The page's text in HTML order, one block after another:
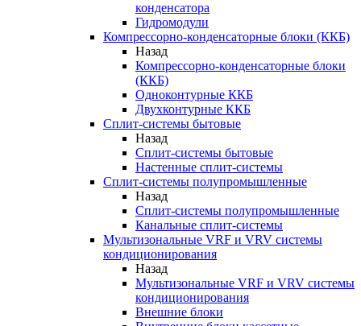
конденсатора
Гидромодули
Компрессорно-конденсаторные блоки (ККБ)
Назад
Компрессорно-конденсаторные блоки
(ККБ)
Одноконтурные ККБ
Двухконтурные ККБ
Сплит-системы бытовые
Назад
Сплит-системы бытовые
Настенные сплит-системы
Сплит-системы полупромышленные
Назад
Сплит-системы полупромышленные
Канальные сплит-системы
Мультизональные VRF и VRV системы
кондиционирования
Назад
Мультизональные VRF и VRV системы
кондиционирования
Внешние блоки